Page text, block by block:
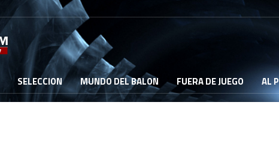
SELECCION MUNDO DEL BALON FUERA DE JUEGO AL